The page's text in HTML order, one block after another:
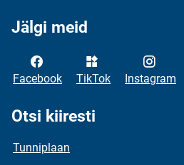
Jälgi meid
Facebook TikTok Instagram
Otsi kiiresti
Tunniplaan